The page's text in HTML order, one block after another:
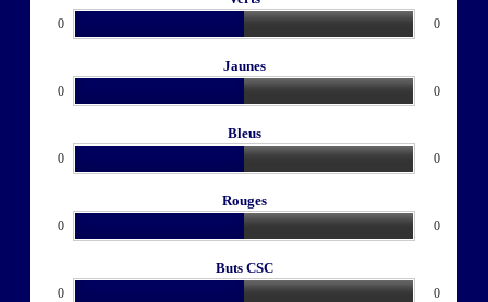
0 0
Jaunes
0 0
Bleus
0 0
Rouges
0 0
Buts CSC
0 0